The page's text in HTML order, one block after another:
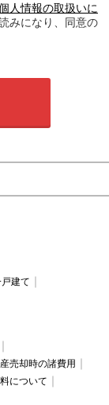
個人情報の取扱いに
みになり、同意の
建て
売却時の諸費用
について